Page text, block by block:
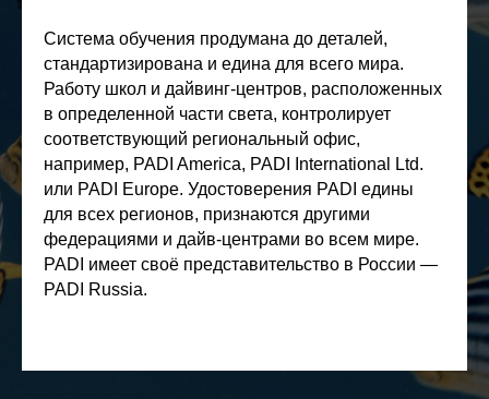
Система обучения продумана до деталей,
стандартизирована и едина для всего мира.
Работу школ и дайвинг-центров, расположенных
в определенной части света, контролирует
соответствующий региональный офис,
например, PADI America, PADI International Ltd.
или PADI Europe. Удостоверения PADI едины
для всех регионов, признаются другими
федерациями и дайв-центрами во всем мире.
PADI имеет своё представительство в России —
PADI Russia.